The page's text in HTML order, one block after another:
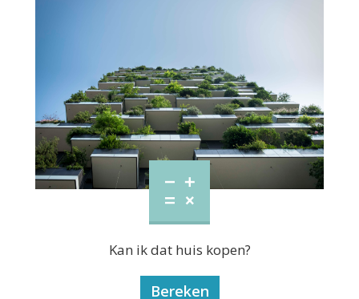
Kan ik dat huis kopen?
Bereken